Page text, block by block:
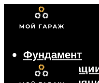
Фундамент